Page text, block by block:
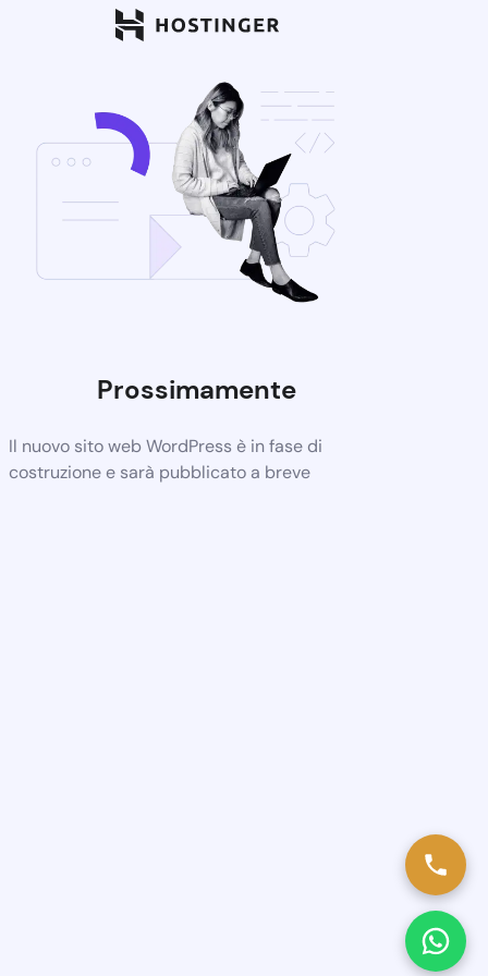
Prossimamente
Il nuovo sito web WordPress è in fase di
costruzione e sarà pubblicato a breve